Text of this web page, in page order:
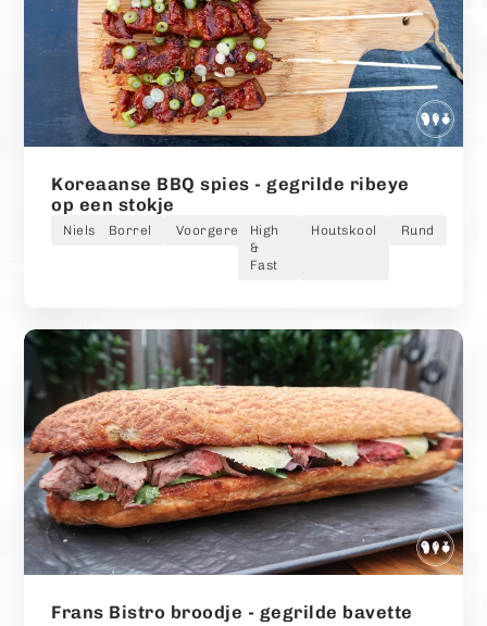
Koreaanse BBQ spies - gegrilde ribeye
op een stokje
Niels Borrel VoorgerechtHigh
&
Fast
Houtskool Rund
Frans Bistro broodje - gegrilde bavette